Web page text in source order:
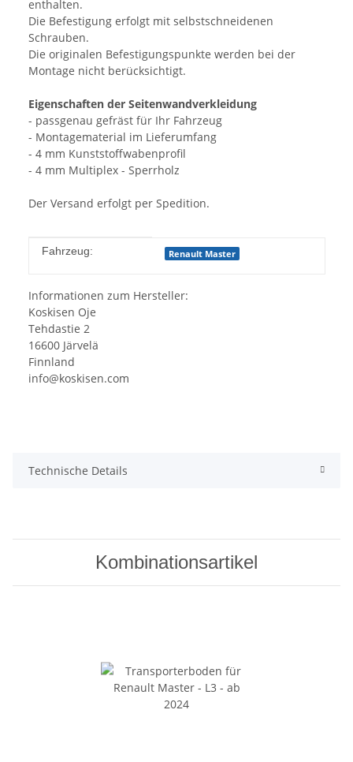
enthalten.
Die Befestigung erfolgt mit selbstschneidenen
Schrauben.
Die originalen Befestigungspunkte werden bei der
Montage nicht berücksichtigt.
Eigenschaften der Seitenwandverkleidung
- passgenau gefräst für Ihr Fahrzeug
- Montagematerial im Lieferumfang
- 4 mm Kunststoffwabenprofil
- 4 mm Multiplex - Sperrholz
Der Versand erfolgt per Spedition.
Produkteigenschaft
Wert
Fahrzeug: Renault Master
Informationen zum Hersteller:
Koskisen Oje
Tehdastie 2
16600 Järvelä
Finnland
info@koskisen.com
Technische Details
Kombinationsartikel